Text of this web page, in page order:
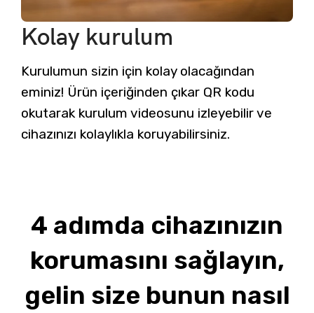
Kolay kurulum
Kurulumun sizin için kolay olacağından
eminiz! Ürün içeriğinden çıkar QR kodu
okutarak kurulum videosunu izleyebilir ve
cihazınızı kolaylıkla koruyabilirsiniz.
4 adımda cihazınızın
korumasını sağlayın,
gelin size bunun nasıl